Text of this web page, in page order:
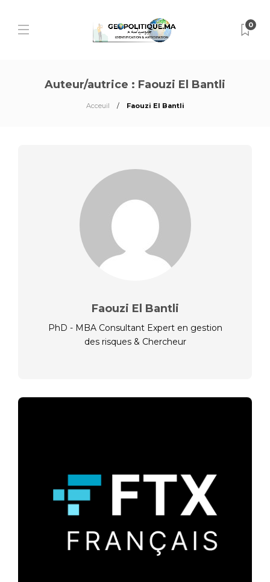
0
Auteur/autrice : Faouzi El Bantli
Acceuil Faouzi El Bantli
Faouzi El Bantli
PhD - MBA Consultant Expert en gestion
des risques & Chercheur